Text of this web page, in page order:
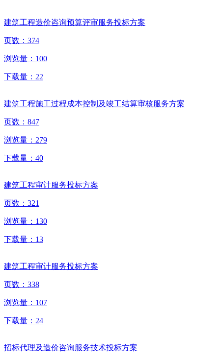
建筑工程造价咨询预算评审服务投标方案
页数： 374
浏览量： 100
下载量： 22
建筑工程施工过程成本控制及竣工结算审核服务方案
页数： 847
浏览量： 279
下载量： 40
建筑工程审计服务投标方案
页数： 321
浏览量： 130
下载量： 13
建筑工程审计服务投标方案
页数： 338
浏览量： 107
下载量： 24
招标代理及造价咨询服务技术投标方案